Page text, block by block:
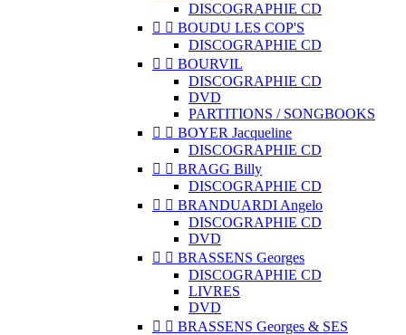
DISCOGRAPHIE CD
  BOUDU LES COP'S
DISCOGRAPHIE CD
  BOURVIL
DISCOGRAPHIE CD
DVD
PARTITIONS / SONGBOOKS
  BOYER Jacqueline
DISCOGRAPHIE CD
  BRAGG Billy
DISCOGRAPHIE CD
  BRANDUARDI Angelo
DISCOGRAPHIE CD
DVD
  BRASSENS Georges
DISCOGRAPHIE CD
LIVRES
DVD
  BRASSENS Georges & SES